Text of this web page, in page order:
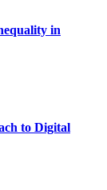
in
to Digital